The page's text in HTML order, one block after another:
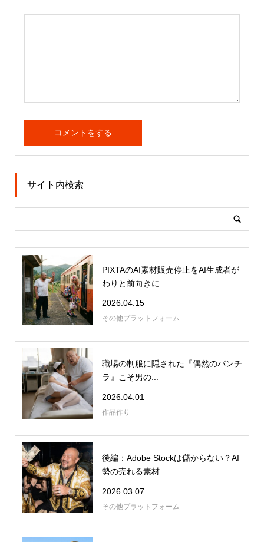
サイト内検索
PIXTAのAI素材販売停止をAI生成者が
わりと前向きに...
2026.04.15
その他プラットフォーム
職場の制服に隠された『偶然のパンチ
ラ』こそ男の...
2026.04.01
作品作り
後編：Adobe Stockは儲からない？AI
勢の売れる素材...
2026.03.07
その他プラットフォーム